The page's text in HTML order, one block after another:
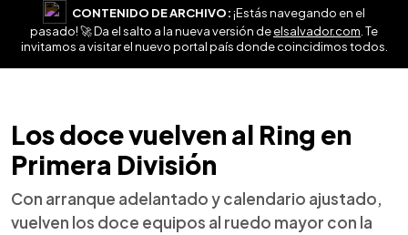
CONTENIDO DE ARCHIVO:¡Estás navegando en el
pasado! 🚀 Da el salto a la nueva versión deelsalvador.com . Te
invitamos a visitar el nuevo portal país donde coincidimos todos.
Los doce vuelven al Ring en
Primera División
Con arranque adelantado y calendario ajustado,
vuelven los doce equipos al ruedo mayor con la